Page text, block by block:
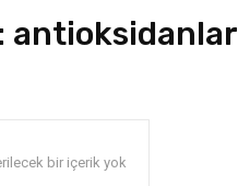
antioksidanlar
bir içerik yok